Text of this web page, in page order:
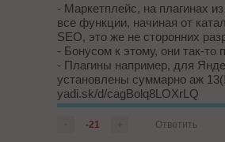
- Маркетплейс, на плагинах
все функции, начиная от
SEO, это же не сторонних
- Бонусом к этому, они так-то
- Плагины например, для
установлены суммарно аж
yadi.sk/d/cagBolq8LOXrLQ
- Плагин для PayPal аж целых
довольно неплохо
-21 Ответить